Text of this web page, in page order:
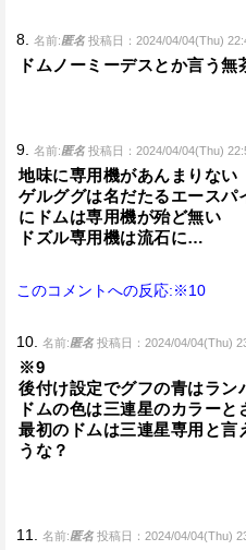
8. 名前:匿名 投稿日：2024/04/04(Thu)
ドムノーミーデスとか言う無
9. 名前:匿名 投稿日：2024/04/04(Thu)
地味に専用機があんまりない
ゲルググは名だたるエースパ
にドムは専用機が殆ど無い
ドズル専用機は流石に…
このコメントへの反応:※10
10. 名前:匿名 投稿日：2024/04/04(Thu)
※9
後付け設定でグフの青はラン
ドムの色は三連星のカラーと
最初のドムは三連星専用と
うな？
11. 名前:匿名 投稿日：2024/04/04(Thu)